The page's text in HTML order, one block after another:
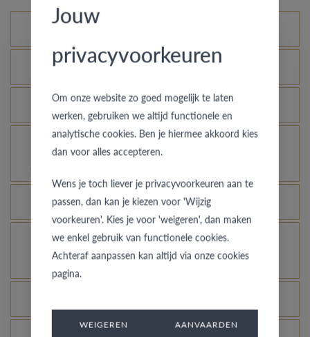
Wat is het echtheidscertificaat?
Hoe blijft je gouden ring er als nieuw uitzien?
Voor welke ringen is de diefstalverzekering
Kan elke ring gegraveerd worden?
Hoe kan ik zien hoe de ring er uit ziet in een
andere kleur of breedte?
Jouw
privacyvoorkeuren
Om onze website zo goed mogelijk te laten
werken, gebruiken we altijd functionele en
analytische cookies. Ben je hiermee akkoord kies
dan voor alles accepteren.
Wens je toch liever je privacyvoorkeuren aan te
passen, dan kan je kiezen voor 'Wijzig
voorkeuren'. Kies je voor 'weigeren', dan maken
we enkel gebruik van functionele cookies.
Achteraf aanpassen kan altijd via onze cookies
pagina.
WEIGEREN AANVAARDEN